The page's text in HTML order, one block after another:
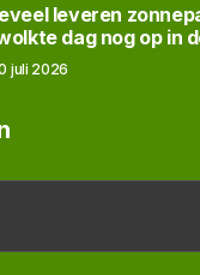
leveren
dag nog op in
juli 2026